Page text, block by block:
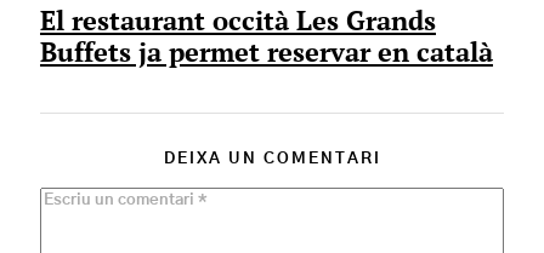
El restaurant occità Les Grands
Buffets ja permet reservar en català
DEIXA UN COMENTARI